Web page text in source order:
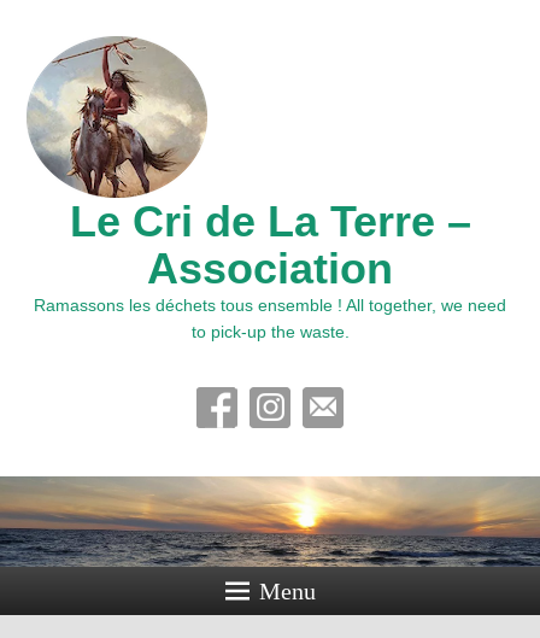
Le Cri de La Terre –
Association
Ramassons les déchets tous ensemble ! All together, we need
to pick-up the waste.
Menu